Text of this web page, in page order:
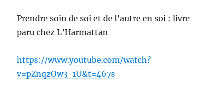
Prendre soin de soi et de l’autre en soi : livre
paru chez L’Harmattan
https://www.youtube.com/watch?
v=pZnqzOw3-1U&t=467s